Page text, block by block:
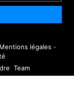
Mentions légales -
Team